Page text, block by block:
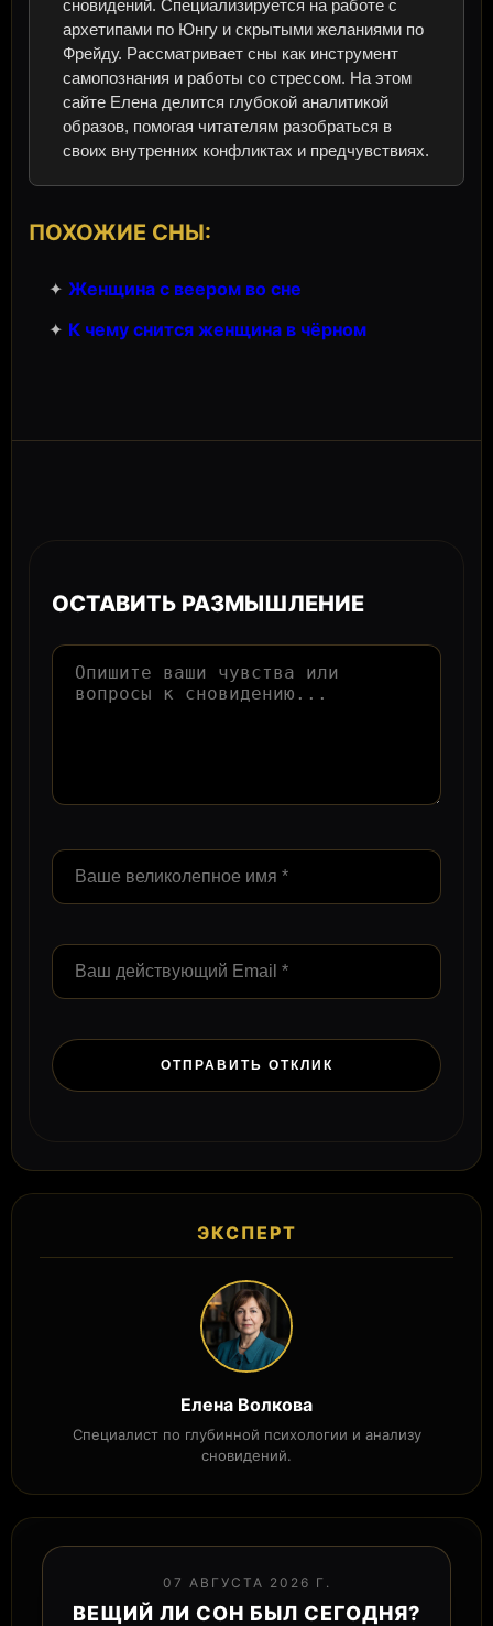
сновидений. Специализируется на работе с
архетипами по Юнгу и скрытыми желаниями по
Фрейду. Рассматривает сны как инструмент
самопознания и работы со стрессом. На этом
сайте Елена делится глубокой аналитикой
образов, помогая читателям разобраться в
своих внутренних конфликтах и предчувствиях.
ПОХОЖИЕ СНЫ:
✦ Женщина с веером во сне
✦ К чему снится женщина в чёрном
ОСТАВИТЬ РАЗМЫШЛЕНИЕ
ЭКСПЕРТ
Елена Волкова
Специалист по глубинной психологии и анализу
сновидений.
07 АВГУСТА 2026 Г.
ВЕЩИЙ ЛИ СОН БЫЛ СЕГОДНЯ?